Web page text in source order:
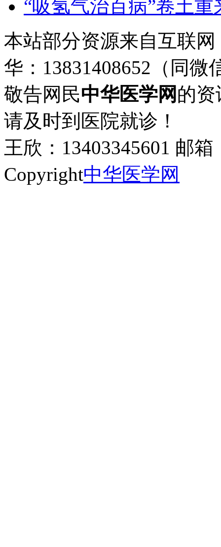
“吸氢气治百病”卷土
本站部分资源来自互联
华：13831408652（同微
敬告网民中华医学网 的
请及时到医院就诊！
王欣：13403345601 邮箱
Copyright中华医学网